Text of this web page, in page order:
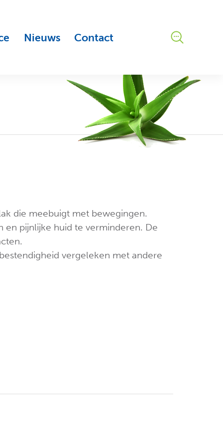
Nieuws Contact
die meebuigt met bewegingen.
pijnlijke huid te verminderen. De
vergeleken met andere